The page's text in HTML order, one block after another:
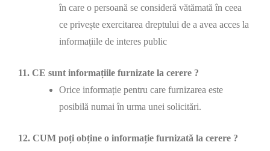
în care o persoană se consideră vătămată în ceea
ce privește exercitarea dreptului de a avea acces la
informațiile de interes public
11. CE sunt informațiile furnizate la cerere ?
Orice informație pentru care furnizarea este
posibilă numai în urma unei solicitări.
12. CUM poți obține o informație furnizată la cerere ?